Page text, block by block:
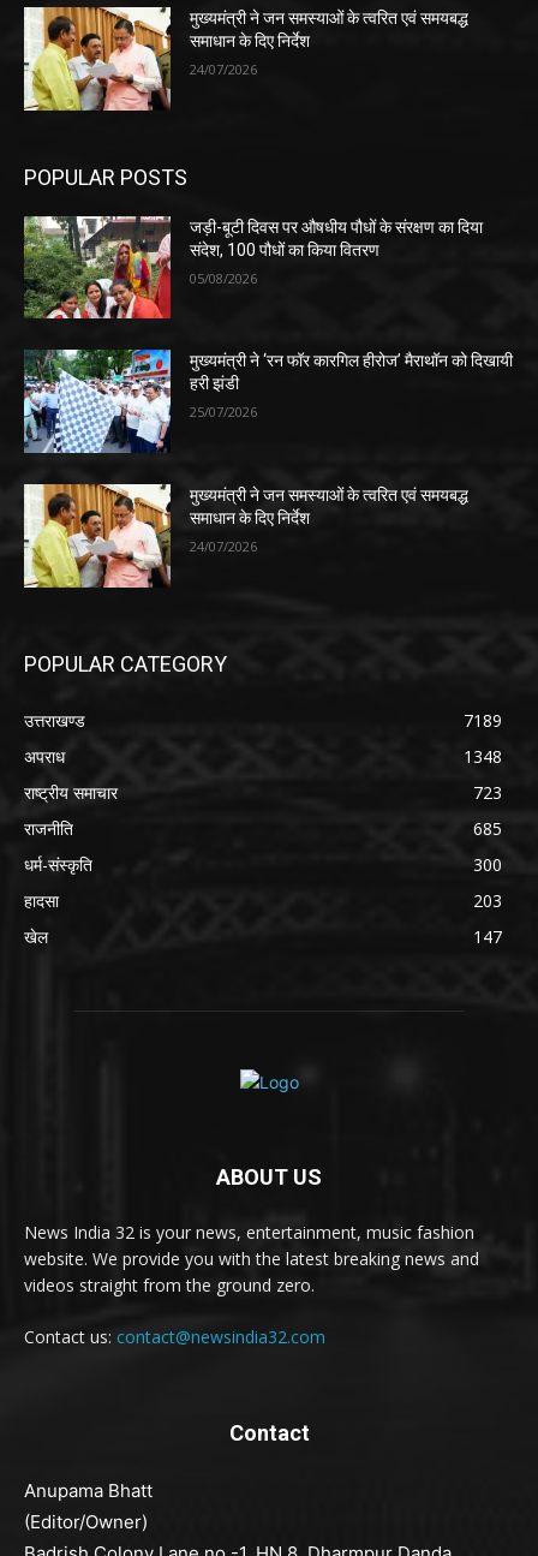
मुख्यमंत्री ने जन समस्याओं के त्वरित एवं समयबद्ध
समाधान के दिए निर्देश
24/07/2026
POPULAR POSTS
जड़ी-बूटी दिवस पर औषधीय पौधों के संरक्षण का दिया
संदेश, 100 पौधों का किया वितरण
05/08/2026
मुख्यमंत्री ने ‘रन फॉर कारगिल हीरोज’ मैराथॉन को दिखायी
हरी झंडी
25/07/2026
मुख्यमंत्री ने जन समस्याओं के त्वरित एवं समयबद्ध
समाधान के दिए निर्देश
24/07/2026
POPULAR CATEGORY
उत्तराखण्ड
7189
अपराध
1348
राष्ट्रीय समाचार
723
राजनीति
685
धर्म-संस्कृति
300
हादसा
203
खेल
147
ABOUT US
News India 32 is your news, entertainment, music fashion
website. We provide you with the latest breaking news and
videos straight from the ground zero.
Contact us: contact@newsindia32.com
Contact
Anupama Bhatt
(Editor/Owner)